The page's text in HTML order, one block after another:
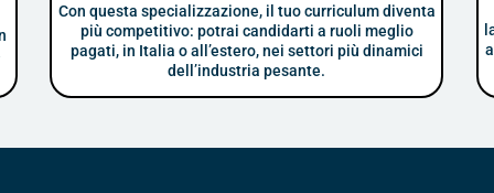
Con questa specializzazione, il tuo curriculum diventa
più competitivo: potrai candidarti a ruoli meglio
pagati, in Italia o all’estero, nei settori più dinamici
dell’industria pesante.